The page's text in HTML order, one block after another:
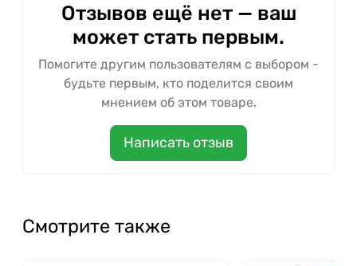
Отзывов ещё нет — ваш
может стать первым.
Помогите другим пользователям с выбором -
будьте первым, кто поделится своим
мнением об этом товаре.
Написать отзыв
Смотрите также